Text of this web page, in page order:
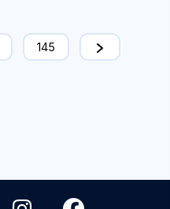
145